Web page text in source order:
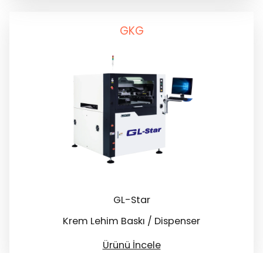
GKG
GL-Star
Krem Lehim Baskı / Dispenser
Ürünü İncele